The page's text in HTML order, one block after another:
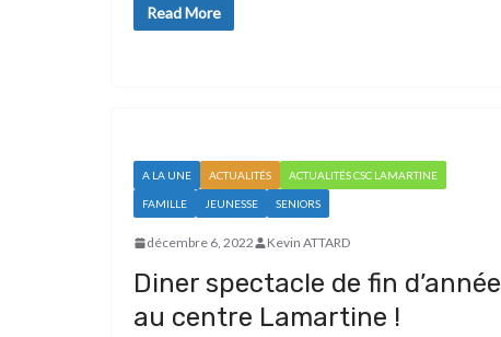
Read More
A LA UNE ACTUALITÉS ACTUALITÉS CSC LAMARTINE
FAMILLE JEUNESSE SENIORS
décembre 6, 2022 Kevin ATTARD
Diner spectacle de fin d’année
au centre Lamartine !